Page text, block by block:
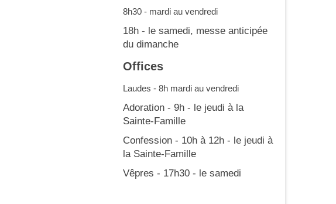
8h30 - mardi au vendredi
18h - le samedi, messe anticipée
du dimanche
Offices
Laudes - 8h mardi au vendredi
Adoration - 9h - le jeudi à la
Sainte-Famille
Confession - 10h à 12h - le jeudi à
la Sainte-Famille
Vêpres - 17h30 - le samedi